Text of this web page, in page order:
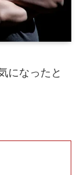
になったと